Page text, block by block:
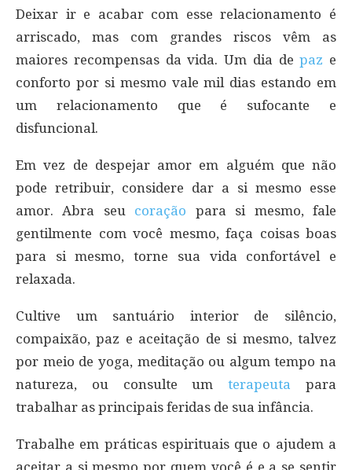
Deixar ir e acabar com esse relacionamento é
arriscado, mas com grandes riscos vêm as
maiores recompensas da vida. Um dia depaz e
conforto por si mesmo vale mil dias estando em
um relacionamento que é sufocante e
disfuncional.
Em vez de despejar amor em alguém que não
pode retribuir, considere dar a si mesmo esse
amor. Abra seu coração para si mesmo, fale
gentilmente com você mesmo, faça coisas boas
para si mesmo, torne sua vida confortável e
relaxada.
Cultive um santuário interior de silêncio,
compaixão, paz e aceitação de si mesmo, talvez
por meio de yoga, meditação ou algum tempo na
natureza, ou consulte umterapeuta
para
trabalhar as principais feridas de sua infância.
Trabalhe em práticas espirituais que o ajudem a
aceitar a si mesmo por quem você é e a se sentir